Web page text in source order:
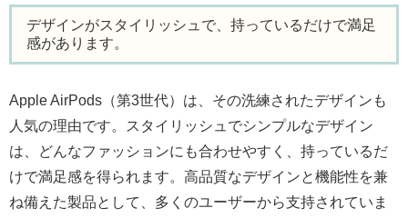
デザインがスタイリッシュで、持っているだけで満足
感があります。
Apple AirPods（第3世代）は、その洗練されたデザインも
人気の理由です。スタイリッシュでシンプルなデザイン
は、どんなファッションにも合わせやすく、持っているだ
けで満足感を得られます。高品質なデザインと機能性を兼
ね備えた製品として、多くのユーザーから支持されていま